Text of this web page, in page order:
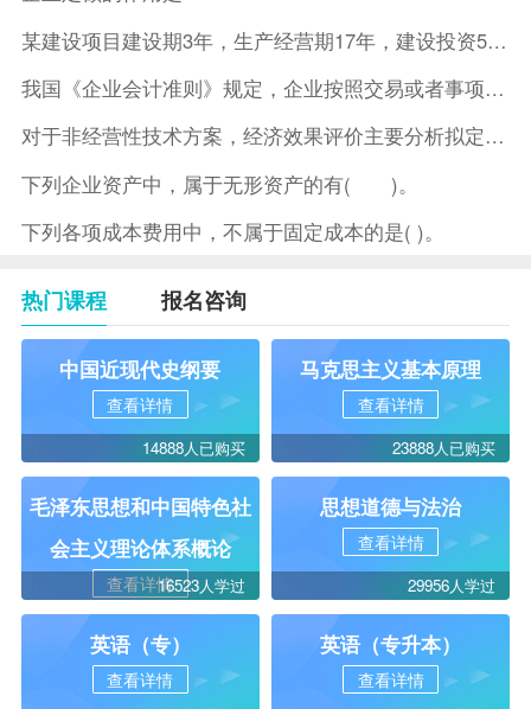
某建设项目建设期3年，生产经营期17年，建设投资5500万元
我国《企业会计准则》规定，企业按照交易或者事项的经济特征确定
对于非经营性技术方案，经济效果评价主要分析拟定方案的( )。
下列企业资产中，属于无形资产的有( )。
下列各项成本费用中，不属于固定成本的是( )。
热门课程 报名咨询
中国近现代史纲要
查看详情
14888人已购买
马克思主义基本原理
查看详情
23888人已购买
毛泽东思想和中国特色社
会主义理论体系概论
查看详情16523人学过
思想道德与法治
查看详情
29956人学过
英语（专）
查看详情
英语（专升本）
查看详情